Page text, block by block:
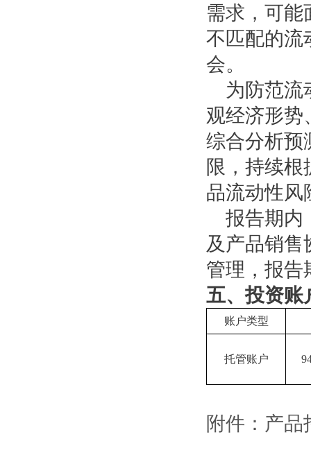
需求，可能
不匹配的流
会。
为防范流
观经济形势
综合分析预
限，持续
品流动性风
报告期内
及产品销售
管理，报告
五、投资账
账户类型
托管账户
附件：产品